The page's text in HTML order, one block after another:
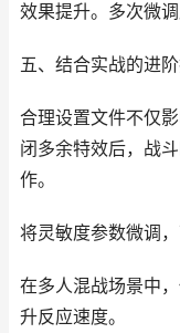
效果提升。多次微
五、结合实战的进
合理设置文件不仅
闭多余特效后，战
作。
将灵敏度参数微调
在多人混战场景中
升反应速度。